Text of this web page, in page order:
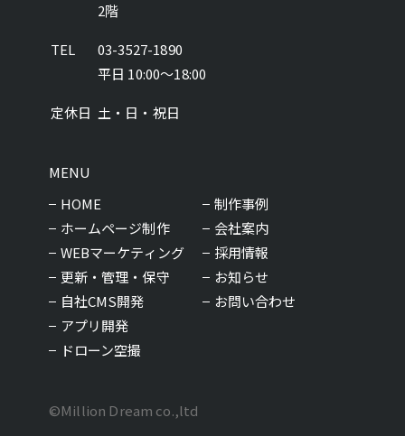
2階
TEL
03-3527-1890
平日 10:00～18:00
定休日 土・日・祝日
MENU
HOME
ホームページ制作
WEBマーケティング
更新・管理・保守
自社CMS開発
アプリ開発
ドローン空撮
制作事例
会社案内
採用情報
お知らせ
お問い合わせ
©Million Dream co.,ltd